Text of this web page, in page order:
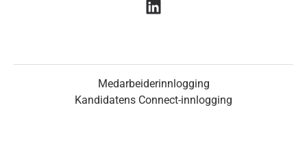
Medarbeiderinnlogging
Kandidatens Connect-innlogging